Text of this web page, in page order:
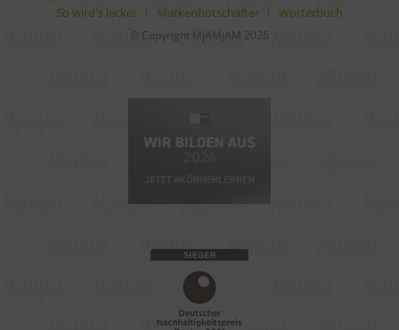
So wird's lecker
Markenbotschafter Wörterbuch
© Copyright MjAMjAM 2026